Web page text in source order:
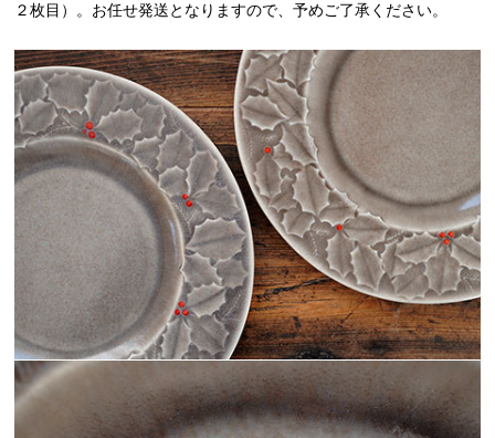
２枚目）。お任せ発送となりますので、予めご了承ください。